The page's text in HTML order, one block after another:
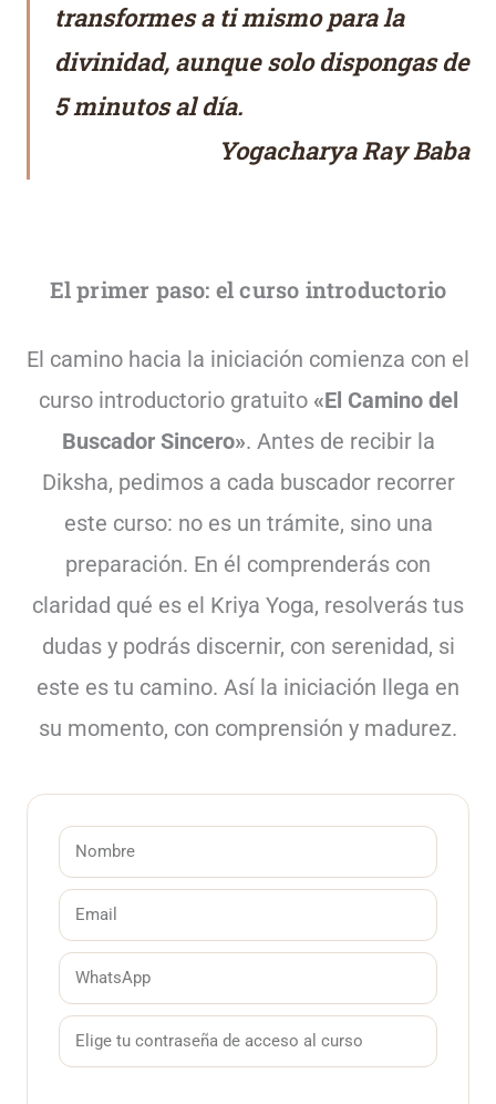
transformes a ti mismo para la
divinidad, aunque solo dispongas de
5 minutos al día.
Yogacharya Ray Baba
El primer paso: el curso introductorio
El camino hacia la iniciación comienza con el
curso introductorio gratuito «El Camino del
Buscador Sincero». Antes de recibir la
Diksha, pedimos a cada buscador recorrer
este curso: no es un trámite, sino una
preparación. En él comprenderás con
claridad qué es el Kriya Yoga, resolverás tus
dudas y podrás discernir, con serenidad, si
este es tu camino. Así la iniciación llega en
su momento, con comprensión y madurez.
N
o
m
b
r
E
m
a
i
l
W
h
a
T
u